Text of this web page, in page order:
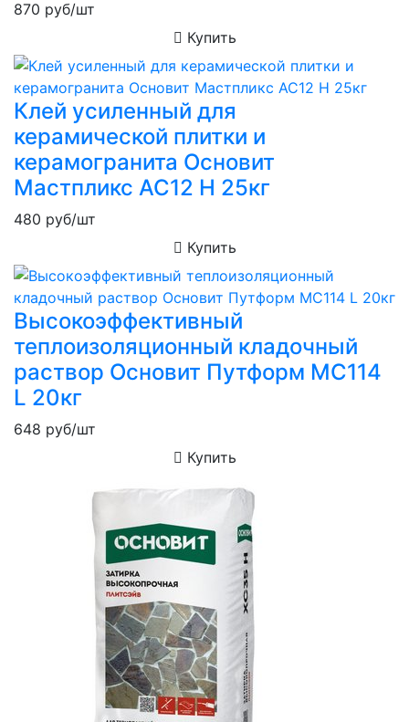
870 руб/шт
Купить
Клей усиленный для
керамической плитки и
керамогранита Основит
Мастпликс AC12 H 25кг
480 руб/шт
Купить
Высокоэффективный
теплоизоляционный кладочный
раствор Основит Путформ MC114
L 20кг
648 руб/шт
Купить